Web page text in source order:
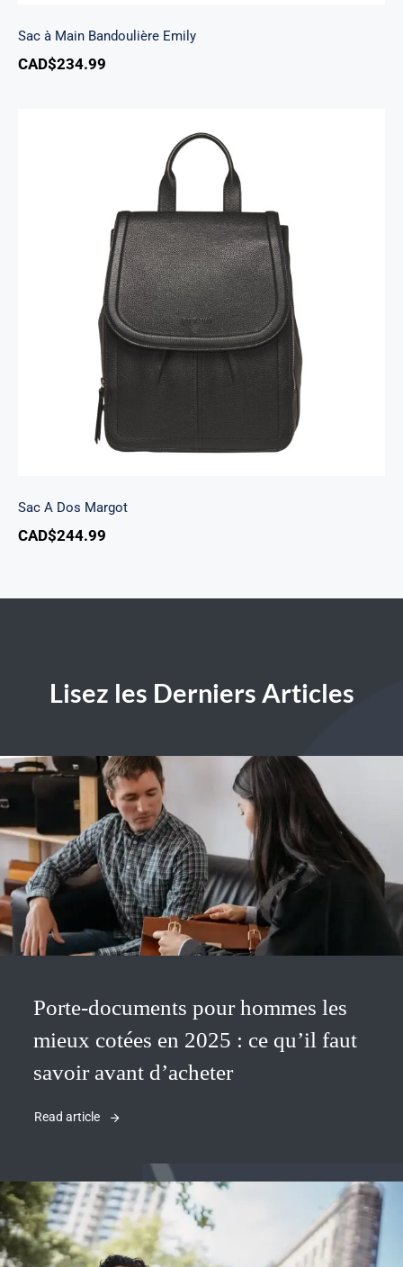
Sac à Main Bandoulière Emily
CAD$234.99
Sac A Dos Margot
Sac A Dos Margot
CAD$244.99
Lisez les Derniers Articles
Porte-documents pour hommes les
mieux cotées en 2025 : ce qu’il faut
savoir avant d’acheter
Read article